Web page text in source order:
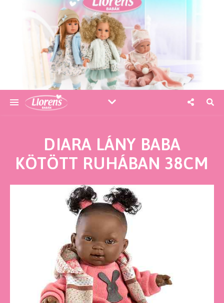
DIARA LÁNY BABA
KÖTÖTT RUHÁBAN 38CM